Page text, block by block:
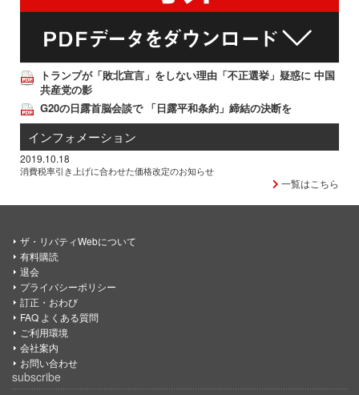
トランプが「敗北宣言」をしない理由「不正選挙」疑惑に 中国
共産党の影
G20の日露首脳会談で 「日露平和条約」締結の決断を
インフォメーション
2019.10.18
消費税率引き上げに合わせた価格改定のお知らせ
一覧はこちら
ザ・リバティWebについて
有料購読
退会
プライバシーポリシー
訂正・おわび
FAQ よくある質問
ご利用環境
会社案内
お問い合わせ
subscribe